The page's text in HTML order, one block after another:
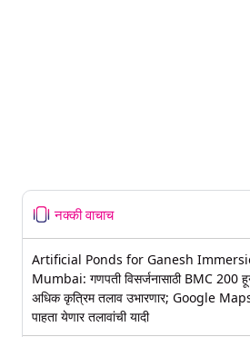
नक्की वाचाच
Artificial Ponds for Ganesh
Mumbai: गणपती विसर्जनासाठी BMC 200
अधिक कृत्रिम तलाव उभारणार; Google
पाहता येणार तलावांची यादी